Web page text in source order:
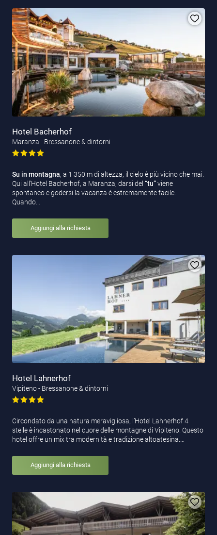
Hotel Bacherhof
Maranza - Bressanone & dintorni
Su in montagna, a 1 350 m di altezza, il cielo è più vicino che mai.
Qui all’Hotel Bacherhof, a Maranza, darsi del “tu”viene
spontaneo e godersi la vacanza è estremamente facile.
Quando…
Aggiungi alla richiesta
Hotel Lahnerhof
Vipiteno - Bressanone & dintorni
Circondato da una natura meravigliosa, l’Hotel Lahnerhof 4
stelle è incastonato nel cuore delle montagne di Vipiteno. Questo
hotel offre un mix tra modernità e tradizione altoatesina.…
Aggiungi alla richiesta